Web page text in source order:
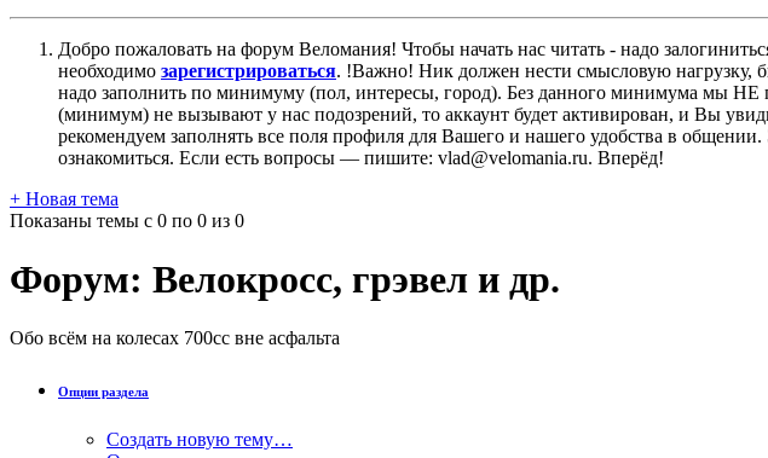
Добро пожаловать на форум Веломания! Чтобы начать нас читать - надо
необходимо зарегистрироваться. !Важно! Ник должен нести смысловую
надо заполнить по минимуму (пол, интересы, город). Без данного минимума мы
(минимум) не вызывают у нас подозрений, то аккаунт будет активирован, и Вы
рекомендуем заполнять все поля профиля для Вашего и нашего удобства в
ознакомиться. Если есть вопросы — пишите: vlad@velomania.ru. Вперёд!
+ Новая тема
Показаны темы с 0 по 0 из 0
Форум: Велокросc, грэвел и др.
Обо всём на колесах 700cc вне асфальта
Опции раздела
Создать новую тему…